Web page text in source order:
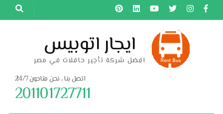
تخطى
إلى
ايجار اتوبيس
افضل شركة تأجير حافلات في مصر
اتصل بنا ، نحن متاحون 24/7
201101727711